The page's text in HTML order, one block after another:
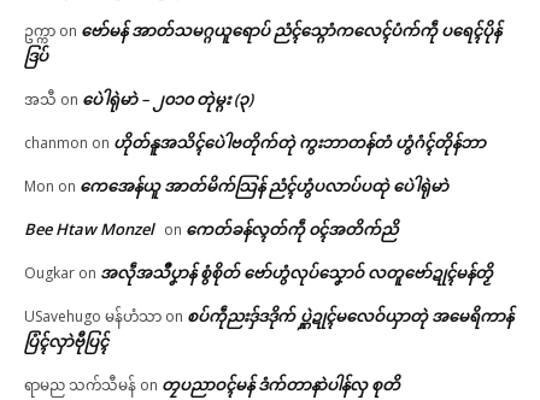
ဥက္ကာ on ဗော်မန် အာတ်သမဂ္ဂယူရောပ် ညံၚ်သ္ဂောံကလေၚ်ပံက်ကဵု ပရေၚ်ပိုန်
ဒြပ်
အသီ on ပေဲါရုဲမာဲ – ၂၀၁၀ တုဲမ္ဂး (၃)
chanmon on ဟိုတ်နူအသိၚ်ပေဲါဗတိုက်တုဲ ကွးဘာတန်တံ ဟွံဂံၚ်တိုန်ဘာ
Mon on ကေအေန်ယူ အာတ်မိက်သြန် ညံၚ်ဟွံပလာပ်ပထုဲ ပေဲါရုဲမာဲ
Bee Htaw Monzel on ကေတ်ခန်လ္ၚတ်ကဵု ၀ၚ်အတိက်ညိ
Ougkar on အလဵုအသဳပၞာန် စွံစိုတ် ဗော်ဟွံလုပ်သၞောဝ် လတူဗော်ဍုၚ်မန်တၟိ
USavehugo မန်ဟံသာ on စပ်ကဵုညးဒှ်ဒဒိုက် ပ္ဋဲဍုၚ်မလေဝ်ယှာတုဲ အမေရိကာန်
ပြံၚ်လှာဲဗီုပြၚ်
ရာမည သက်သီမန် on တၠပညာဝၚ်မန် ဒံက်တာနာဲပါန်လှ စုတိ